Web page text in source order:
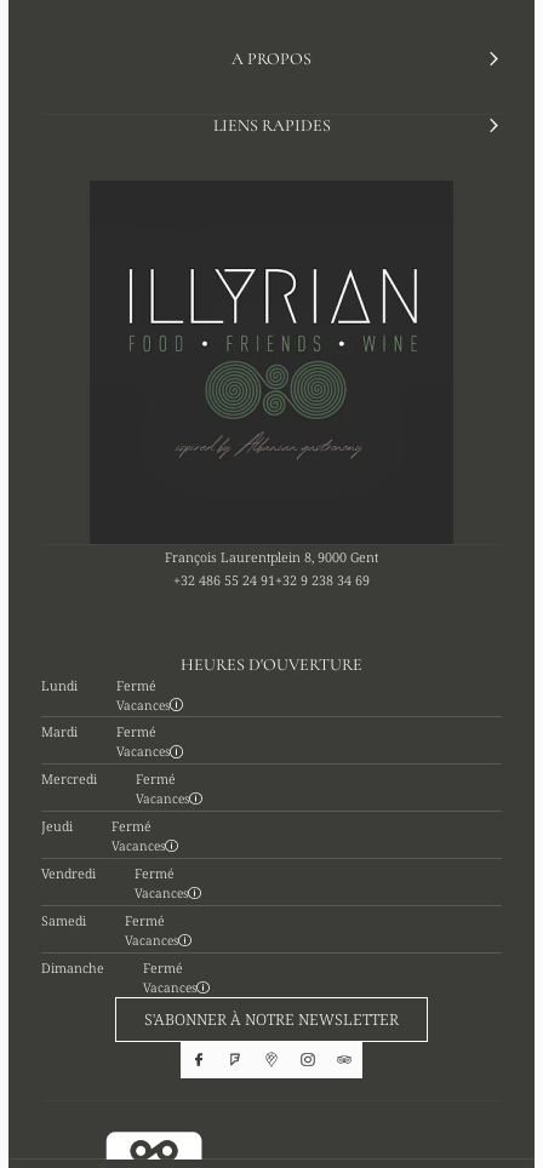
A PROPOS
LIENS RAPIDES
François Laurentplein 8, 9000 Gent
+32 486 55 24 91+32 9 238 34 69
HEURES D'OUVERTURE
Lundi Fermé
Vacances
Mardi Fermé
Vacances
Mercredi Fermé
Vacances
Jeudi Fermé
Vacances
Vendredi Fermé
Vacances
Samedi Fermé
Vacances
Dimanche Fermé
Vacances
S'ABONNER À NOTRE NEWSLETTER